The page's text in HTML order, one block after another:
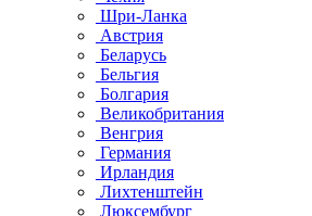
Шри-Ланка
Австрия
Беларусь
Бельгия
Болгария
Великобритания
Венгрия
Германия
Ирландия
Лихтенштейн
Люксембург